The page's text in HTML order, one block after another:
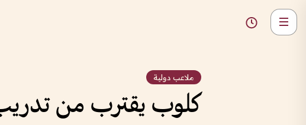
ملاعب دولية
كلوب يقترب من تدريب